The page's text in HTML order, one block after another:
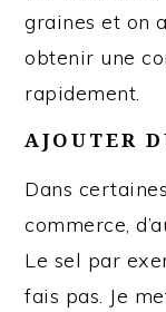
graines et on
obtenir une
rapidement.
AJOUTER
Dans
commerce,
Le sel par
fais pas. Je